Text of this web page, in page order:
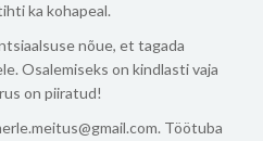
ka kohapeal.
nõue, et tagada
Osalemiseks on kindlasti vaja
on piiratud!
Töötuba